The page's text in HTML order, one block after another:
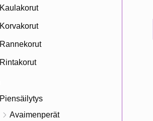
Kaulakorut
Korvakorut
Rannekorut
Rintakorut
Piensäilytys
Avaimenperät